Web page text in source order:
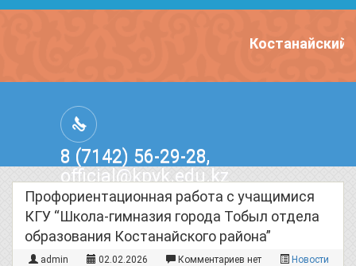
Костанайский
8 (7142) 56-29-28,
official@kpvk.edu.kz
г.Костанай, Проспект Кобыланды
Батыра, 3
Профориентационная работа с учащимися
КГУ “Школа-гимназия города Тобыл отдела
образования Костанайского района”
admin 02.02.2026 Комментариев нет Новости